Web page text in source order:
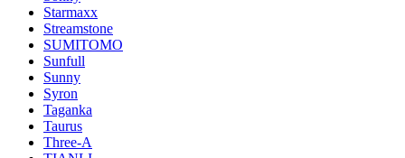
Starmaxx
Streamstone
SUMITOMO
Sunfull
Sunny
Syron
Taganka
Taurus
Three-A